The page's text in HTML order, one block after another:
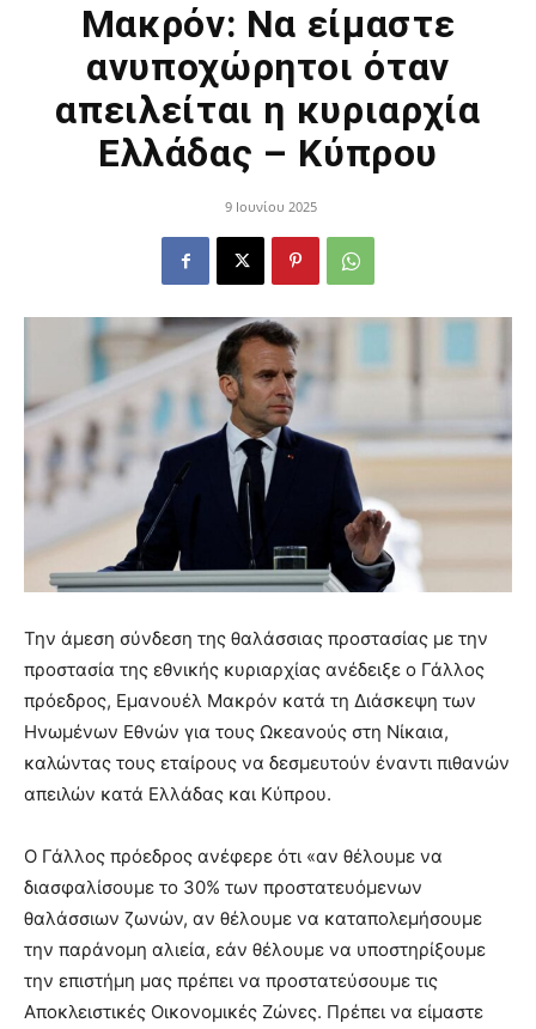
Μακρόν: Να είμαστε
ανυποχώρητοι όταν
απειλείται η κυριαρχία
Ελλάδας – Κύπρου
9 Ιουνίου 2025
Την άμεση σύνδεση της θαλάσσιας προστασίας με την
προστασία της εθνικής κυριαρχίας ανέδειξε ο Γάλλος
πρόεδρος, Εμανουέλ Μακρόν κατά τη Διάσκεψη των
Ηνωμένων Εθνών για τους Ωκεανούς στη Νίκαια,
καλώντας τους εταίρους να δεσμευτούν έναντι πιθανών
απειλών κατά Ελλάδας και Κύπρου.
Ο Γάλλος πρόεδρος ανέφερε ότι «αν θέλουμε να
διασφαλίσουμε το 30% των προστατευόμενων
θαλάσσιων ζωνών, αν θέλουμε να καταπολεμήσουμε
την παράνομη αλιεία, εάν θέλουμε να υποστηρίξουμε
την επιστήμη μας πρέπει να προστατεύσουμε τις
Αποκλειστικές Οικονομικές Ζώνες. Πρέπει να είμαστε